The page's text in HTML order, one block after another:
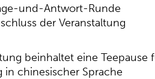
und-Antwort-Runde
der Veranstaltung
beinhaltet eine Teepause
in chinesischer Sprache